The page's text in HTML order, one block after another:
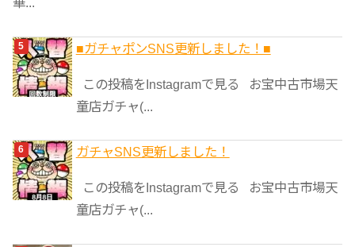
■ガチャポンSNS更新しました！■
この投稿をInstagramで見る お宝中古市場天
童店ガチャ(...
ガチャSNS更新しました！
この投稿をInstagramで見る お宝中古市場天
童店ガチャ(...